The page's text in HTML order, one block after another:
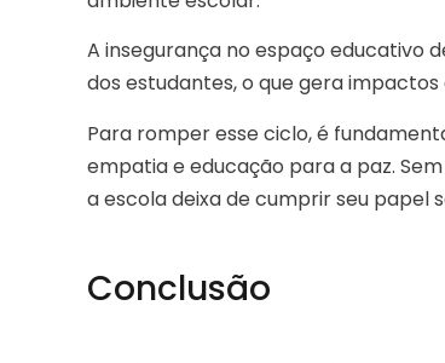
A insegurança no espaço educativo
dos estudantes, o que gera
Para romper esse ciclo, é
empatia e educação para a paz.
a escola deixa de cumprir seu papel
Conclusão